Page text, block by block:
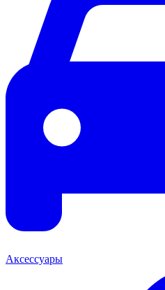
Аксессуары